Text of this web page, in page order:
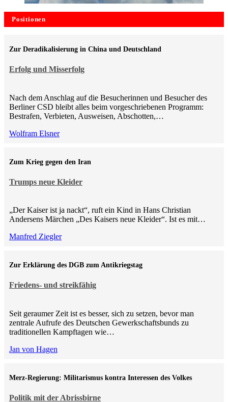
Positionen
Erfolg und Misserfolg
Zur Deradikalisierung in China und Deutschland
Nach dem Anschlag auf die Besucherinnen und Besucher des
Berliner CSD bleibt alles beim vorgeschriebenen Programm:
Bestrafen, Verbieten, Ausweisen, Abschotten,…
Wolfram Elsner
Trumps neue Kleider
Zum Krieg gegen den Iran
„Der Kaiser ist ja nackt“, ruft ein Kind in Hans Christian
Andersens Märchen „Des Kaisers neue Kleider“. Ist es mit…
Manfred Ziegler
Friedens- und streikfähig
Zur Erklärung des DGB zum Antikriegstag
Seit geraumer Zeit ist es besser, sich zu setzen, bevor man
zentrale Aufrufe des Deutschen Gewerkschaftsbunds zu
traditionellen Kampftagen wie…
Jan von Hagen
Politik mit der Abrissbirne
Merz-Regierung: Militarismus kontra Inte­ressen des Volkes